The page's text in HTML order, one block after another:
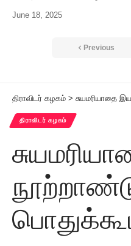
June 18, 2025
Previous
திராவிடர் கழகம் > சுயமரியாதை
திராவிடர் கழகம்